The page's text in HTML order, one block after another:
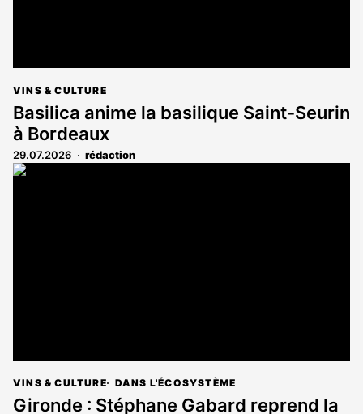
VINS & CULTURE
Basilica anime la basilique Saint-Seurin
à Bordeaux
29.07.2026 rédaction
VINS & CULTURE DANS L'ÉCOSYSTÈME
Gironde : Stéphane Gabard reprend la